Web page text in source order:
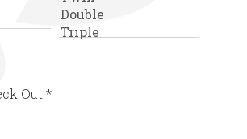
Out *